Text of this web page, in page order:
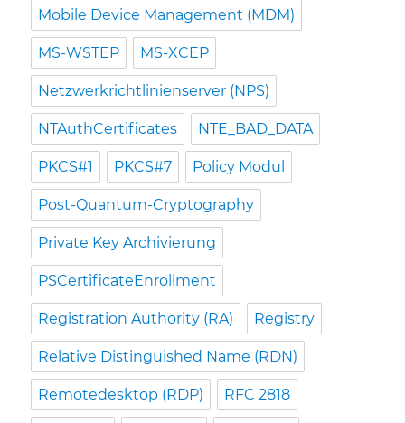
Mobile Device Management (MDM)
MS-WSTEP MS-XCEP
Netzwerkrichtlinienserver (NPS)
NTAuthCertificates NTE_BAD_DATA
PKCS#1 PKCS#7 Policy Modul
Post-Quantum-Cryptography
Private Key Archivierung
PSCertificateEnrollment
Registration Authority (RA) Registry
Relative Distinguished Name (RDN)
Remotedesktop (RDP) RFC 2818